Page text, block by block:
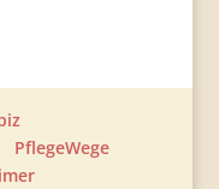
PflegeWege